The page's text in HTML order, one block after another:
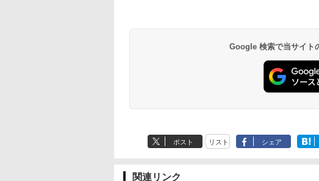
Google 検索で当サイト
ポスト リスト シェア
関連リンク